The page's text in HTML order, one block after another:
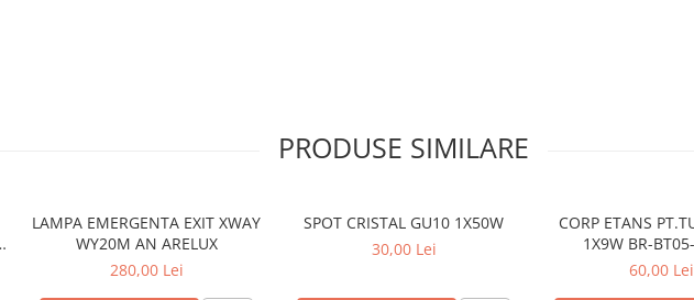
PRODUSE SIMILARE
LAMPA EMERGENTA EXIT XWAY
WY20M AN ARELUX
280,00 Lei
SPOT CRISTAL GU10 1X50W
30,00 Lei
CORP ETANS
1X9W BR-
ALIMENTARE LA
60,00 Lei